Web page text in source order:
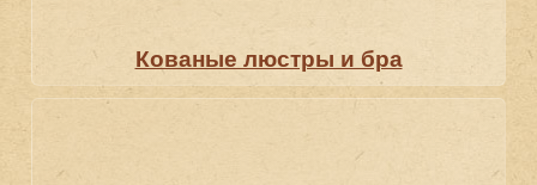
Кованые люстры и бра